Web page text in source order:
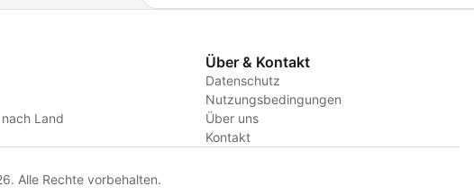
Land
Über & Kontakt
Datenschutz
Nutzungsbedingungen
Über uns
Kontakt
Alle Rechte vorbehalten.